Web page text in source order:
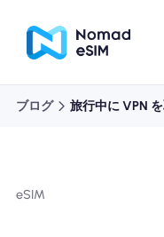
ブログ 旅行中に VPN
eSIM